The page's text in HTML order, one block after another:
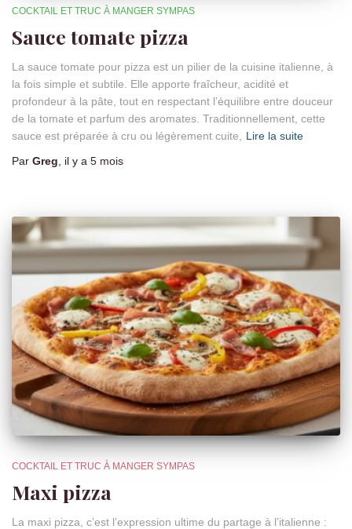
COCKTAIL ET TRUC À MANGER SYMPAS
Sauce tomate pizza
La sauce tomate pour pizza est un pilier de la cuisine italienne, à
la fois simple et subtile. Elle apporte fraîcheur, acidité et
profondeur à la pâte, tout en respectant l’équilibre entre douceur
de la tomate et parfum des aromates. Traditionnellement, cette
sauce est préparée à cru ou légèrement cuite,
Lire la suite
Par Greg , il y a 5 mois
COCKTAIL ET TRUC À MANGER SYMPAS
Maxi pizza
La maxi pizza, c’est l’expression ultime du partage à l’italienne :